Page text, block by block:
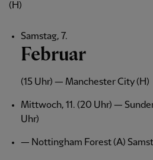
(H)
Samstag, 7.
Februar
(15 Uhr) — Manchester City (H)
Mittwoch, 11. (20 Uhr) —
Uhr)
— Nottingham Forest (A)